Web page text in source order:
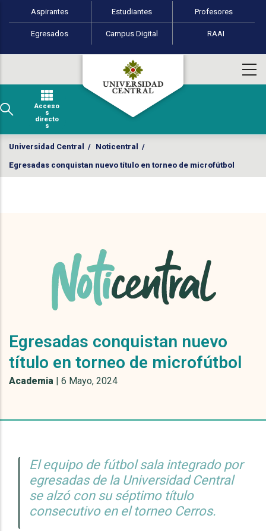
Pasar al contenido principal
Perfiles de usuario
Aspirantes Estudiantes Profesores
Egresados Campus Digital RAAI
Acceso
s
directo
s
Universidad Central / Noticentral /
Egresadas conquistan nuevo título en torneo de microfútbol
Egresadas conquistan nuevo
título en torneo de microfútbol
Academia | 6 Mayo, 2024
El equipo de fútbol sala integrado por
egresadas de la Universidad Central
se alzó con su séptimo título
consecutivo en el torneo Cerros.